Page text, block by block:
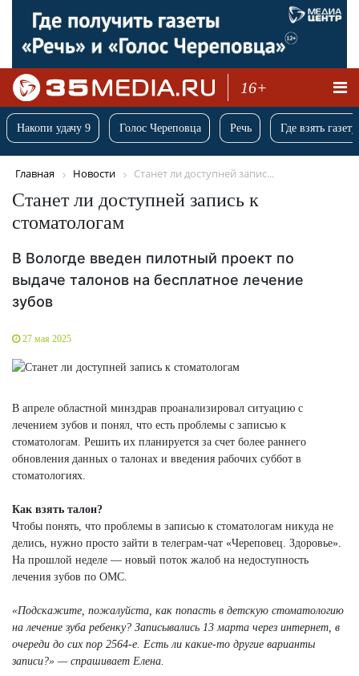
16+
Накопи удачу 9 Голос Череповца Речь Где взять
Главная Новости Станет ли доступней запис...
Станет ли доступней запись к
стоматологам
В Вологде введен пилотный проект по
выдаче талонов на бесплатное лечение
зубов
27 мая 2025
В апреле областной минздрав проанализировал ситуацию с
лечением зубов и понял, что есть проблемы с записью к
стоматологам. Решить их планируется за счет более раннего
обновления данных о талонах и введения рабочих суббот в
стоматологиях.
Как взять талон?
Чтобы понять, что проблемы в записью к стоматологам никуда не
делись, нужно просто зайти в телеграм-чат «Череповец. Здоровье».
На прошлой неделе — новый поток жалоб на недоступность
лечения зубов по ОМС.
«Подскажите, пожалуйста, как попасть в детскую стоматологию
на лечение зуба ребенку? Записывались 13 марта через интернет, в
очереди до сих пор 2564-е. Есть ли какие-то другие варианты
записи?» — спрашивает Елена.